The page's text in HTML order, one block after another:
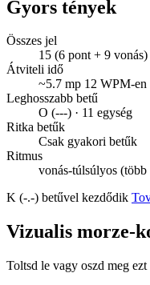
Gyors tények
Összes jel
15 (6 pont + 9 vonás)
Átviteli idő
~5.7 mp 12 WPM-
Leghosszabb betű
O (---) · 11 egység
Ritka betűk
Csak gyakori betűk
Ritmus
vonás-túlsúlyos (több
K (-.-) betűvel kezdődik
Vizualis morze-
Toltsd le vagy oszd meg ezt